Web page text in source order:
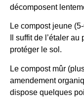
décomposent
Le compost jeune
Il suffit de l’étaler
protéger le sol.
Le compost mûr
amendement
dispose quelques